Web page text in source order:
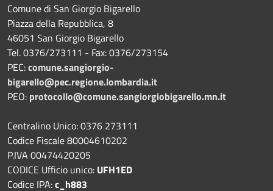
Comune di San Giorgio Bigarello
Piazza della Repubblica, 8
46051 San Giorgio Bigarello
Tel. 0376/273111 - Fax: 0376/273154
PEC:comune.sangiorgio-
bigarello@pec.regione.lombardia.it
PEO: protocollo@comune.sangiorgiobigarello.mn.it
Centralino Unico: 0376 273111
Codice Fiscale 80004610202
P.IVA 00474420205
CODICE Ufficio unico: UFH1ED
Codice IPA:c_h883